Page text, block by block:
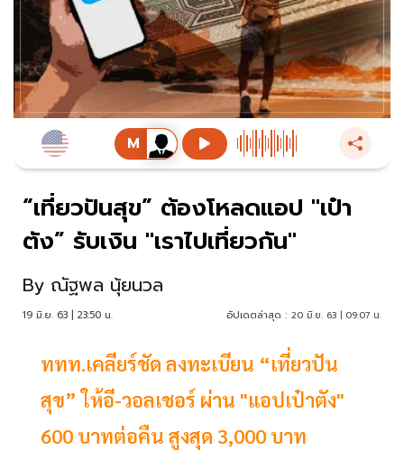
“เที่ยวปันสุข” ต้องโหลดแอป "เป๋า
ตัง” รับเงิน "เราไปเที่ยวกัน"
By ณัฐพล นุ้ยนวล
19 มิ.ย. 63 | 23:50 น. อัปเดตล่าสุด : 20 มิ.ย. 63 | 09:07 น.
ททท.เคลียร์ชัด ลงทะเบียน “เที่ยวปัน
สุข” ให้อี-วอลเชอร์ ผ่าน "แอปเป๋าตัง"
600 บาทต่อคืน สูงสุด 3,000 บาท